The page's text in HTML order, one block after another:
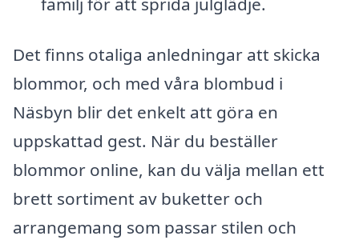
Det finns otaliga anledningar att skicka
blommor, och med våra blombud i
Näsbyn blir det enkelt att göra en
uppskattad gest. När du beställer
blommor online, kan du välja mellan ett
brett sortiment av buketter och
arrangemang som passar stilen och